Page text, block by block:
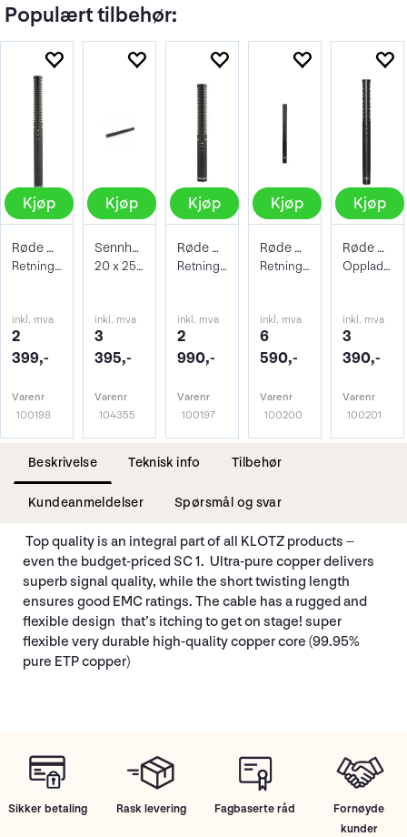
Populært tilbehør:
Kjøp
Røde NTG2 Multi Power Shotgun Mic
Retningsstyrt mikrofon 22 x 280mm
inkl. mva
2
399,-
Varenr
100198
Kjøp
Sennheiser MKE 600
20 x 256 mm Shotgun mikrofon
inkl. mva
3
395,-
Varenr
104355
Kjøp
Røde NTG1 Shotgun Microphone
Retningsstyrt mikrofon 22 x 219mm
inkl. mva
2
990,-
Varenr
100197
Kjøp
Røde NTG3B Shotgun Microphone Sort
Retningsstyrt mikrofon 19 x 255 mm
inkl. mva
6
590,-
Varenr
100200
Kjøp
Røde NTG4+ Directional Condenser Mic
Oppladbar Retningsstyrt mikrofon
inkl. mva
3
390,-
Varenr
100201
Beskrivelse Teknisk info Tilbehør
Kundeanmeldelser Spørsmål og svar
Top quality is an integral part of all KLOTZ products –
even the budget-priced SC 1. Ultra-pure copper delivers
superb signal quality, while the short twisting length
ensures good EMC ratings. The cable has a rugged and
flexible design that’s itching to get on stage! super
flexible very durable high-quality copper core (99.95%
pure ETP copper)
Sikker betaling Rask levering Fagbaserte råd
Fornøyde
kunder